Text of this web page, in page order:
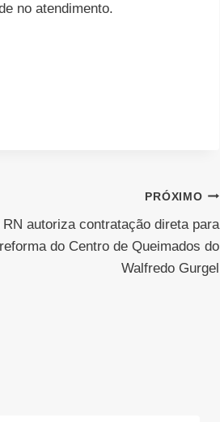
no atendimento.
PRÓXIMO
RN autoriza contratação direta para
do Centro de Queimados do
Walfredo Gurgel